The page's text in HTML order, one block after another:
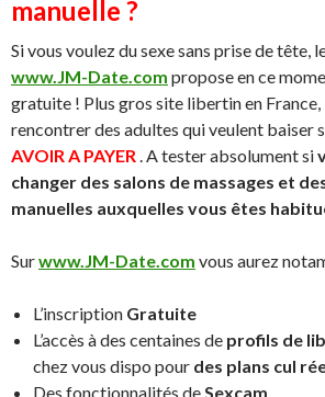
manuelle ?
Si vous voulez du sexe sans prise de tête,
www.JM-Date.com propose en ce
gratuite ! Plus gros site libertin en
rencontrer des adultes qui veulent baiser
AVOIR A PAYER. A tester absolument si
changer des salons de massages et
manuelles auxquelles vous êtes
Surwww.JM-Date.com vous aurez
L’inscription Gratuite
L’accès à des centaines de profils de
chez vous dispo pour des plans cul
Des fonctionnalités deSexcam